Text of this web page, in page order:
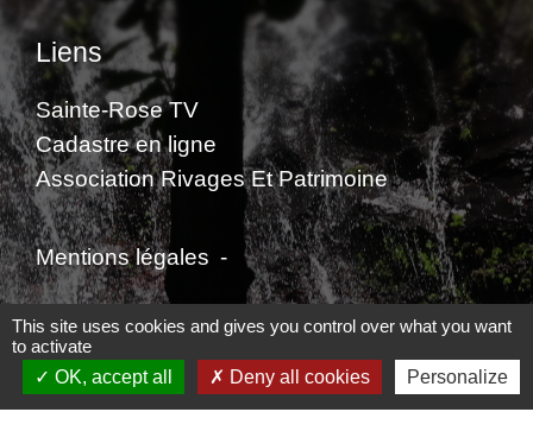
Liens
Sainte-Rose TV
Cadastre en ligne
Association Rivages Et Patrimoine
Mentions légales -
Politique de confidentialité - Accessibilité -
Plan du site - Gestion des cookies
This site uses cookies and gives you control over what you want
to activate
OK, accept all
Deny all cookies Personalize